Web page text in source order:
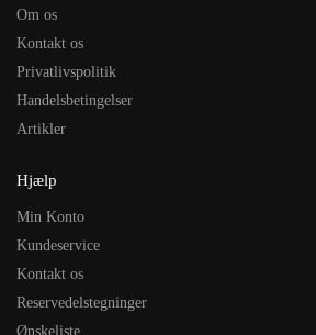
Om os
Kontakt os
Privatlivspolitik
Handelsbetingelser
Artikler
Hjælp
Min Konto
Kundeservice
Kontakt os
Reservedelstegninger
Ønskeliste